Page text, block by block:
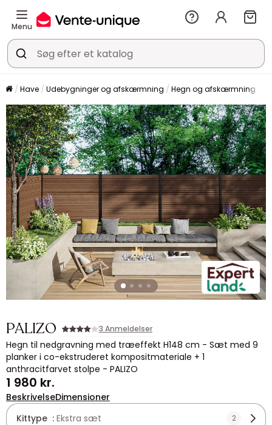
Menu
Have Udebygninger og afskærmning Hegn og afskærmning
PALIZO 3 Anmeldelser
Hegn til nedgravning med træeffekt H148 cm - Sæt med 9
planker i co-ekstruderet kompositmateriale + 1
anthracitfarvet stolpe - PALIZO
1 980 kr.
BeskrivelseDimensioner
Kittype : Ekstra sæt 2